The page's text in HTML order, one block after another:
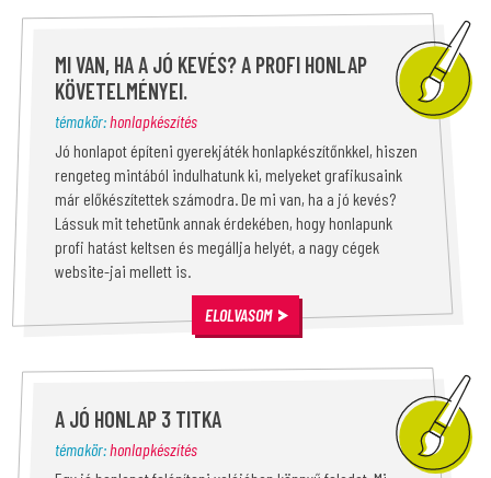
MI VAN, HA A JÓ KEVÉS? A PROFI HONLAP
KÖVETELMÉNYEI.
témakör:honlapkészítés
Jó honlapot építeni gyerekjáték honlapkészítőnkkel, hiszen
rengeteg mintából indulhatunk ki, melyeket grafikusaink
már előkészítettek számodra. De mi van, ha a jó kevés?
Lássuk mit tehetünk annak érdekében, hogy honlapunk
profi hatást keltsen és megállja helyét, a nagy cégek
website-jai mellett is.
ELOLVASOM
A JÓ HONLAP 3 TITKA
témakör:honlapkészítés